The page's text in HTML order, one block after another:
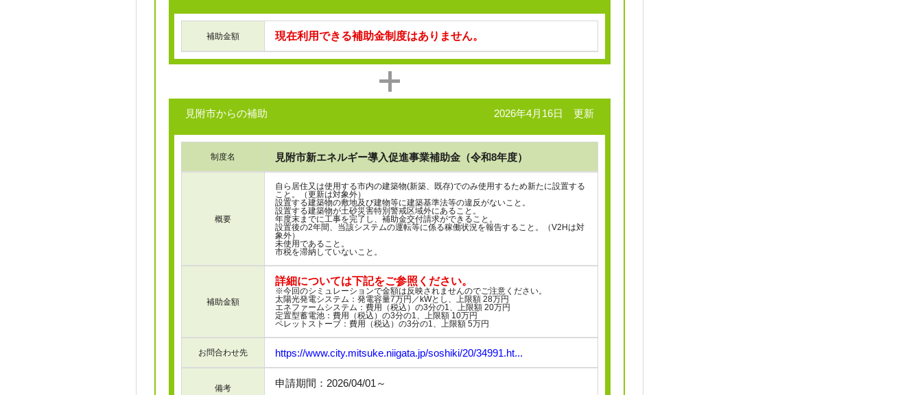
補助金額 現在利用できる補助金制度はありません。
見附市からの補助 2026年4月16日 更新
制度名 見附市新エネルギー導入促進事業補助金（令和8年度）
概要
自ら居住又は使用する市内の建築物(新築、既存)でのみ使用するため新たに設置する
こと。（更新は対象外）
設置する建築物の敷地及び建物等に建築基準法等の違反がないこと。
設置する建築物が土砂災害特別警戒区域外にあること。
年度末までに工事を完了し、補助金交付請求ができること。
設置後の2年間、当該システムの運転等に係る稼働状況を報告すること。（V2Hは対
象外）
未使用であること。
市税を滞納していないこと。
補助金額
詳細については下記をご参照ください。
※今回のシミュレーションで金額は反映されませんのでご注意ください。
太陽光発電システム：発電容量7万円／kWとし、上限額 28万円
エネファームシステム：費用（税込）の3分の1、上限額 20万円
定置型蓄電池：費用（税込）の3分の1、上限額 10万円
ペレットストーブ：費用（税込）の3分の1、上限額 5万円
お問合わせ先 https://www.city.mitsuke.niigata.jp/soshiki/20/34991.ht...
備考 申請期間：2026/04/01～